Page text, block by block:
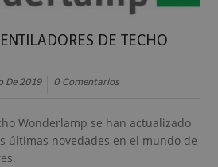
DE TECHO
De 2019 0 Comentarios
Wonderlamp se han actualizado
últimas novedades en el mundo de